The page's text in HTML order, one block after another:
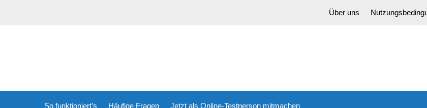
Über uns
So funktioniert’s Häufige Fragen Jetzt als Online-Testperson mitmachen